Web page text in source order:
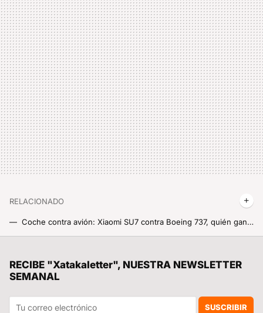
RELACIONADO
Coche contra avión: Xiaomi SU7 contra Boeing 737, quién ganaría esta carrera tan extrema
El interior del nuevo cochazo de Xiaomi es el paraíso para quienes les guste viajar por carretera
RECIBE "Xatakaletter", NUESTRA NEWSLETTER
SEMANAL
SUSCRIBIR